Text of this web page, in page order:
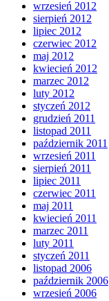
wrzesień 2012
sierpień 2012
lipiec 2012
czerwiec 2012
maj 2012
kwiecień 2012
marzec 2012
luty 2012
styczeń 2012
grudzień 2011
listopad 2011
październik 2011
wrzesień 2011
sierpień 2011
lipiec 2011
czerwiec 2011
maj 2011
kwiecień 2011
marzec 2011
luty 2011
styczeń 2011
listopad 2006
październik 2006
wrzesień 2006